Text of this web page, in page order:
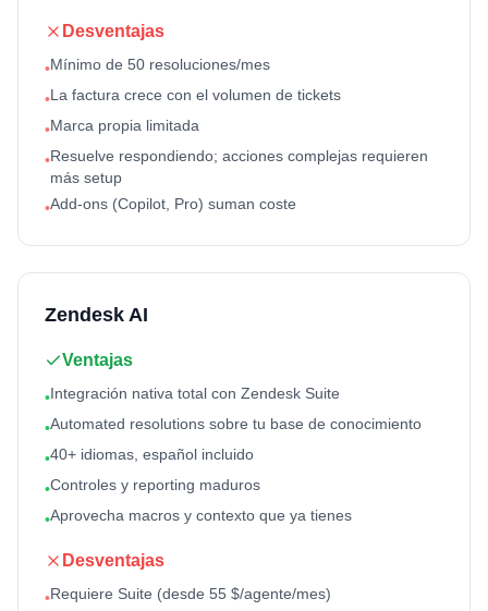
Desventajas
•Mínimo de 50 resoluciones/mes
•La factura crece con el volumen de tickets
•Marca propia limitada
•Resuelve respondiendo; acciones complejas requieren
más setup
•Add-ons (Copilot, Pro) suman coste
Zendesk AI
Ventajas
•Integración nativa total con Zendesk Suite
•Automated resolutions sobre tu base de conocimiento
•40+ idiomas, español incluido
•Controles y reporting maduros
•Aprovecha macros y contexto que ya tienes
Desventajas
•Requiere Suite (desde 55 $/agente/mes)